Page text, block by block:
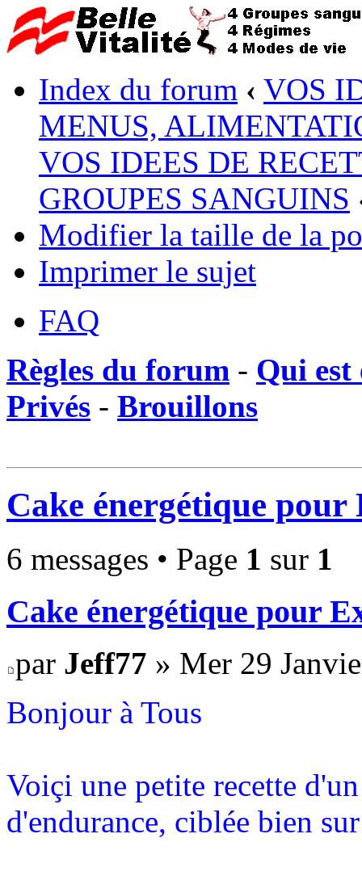
Index du forum ‹ VOS
MENUS,
VOS IDEES DE
GROUPES SANGUINS
Modifier la taille de la
Imprimer le sujet
FAQ
Règles du forum - Qui est
Privés - Brouillons
Cake énergétique pour
6 messages • Page 1 sur 1
Cake énergétique pour
par Jeff77 » Mer 29
Bonjour à Tous
Voiçi une petite recette
d'endurance, ciblée bien